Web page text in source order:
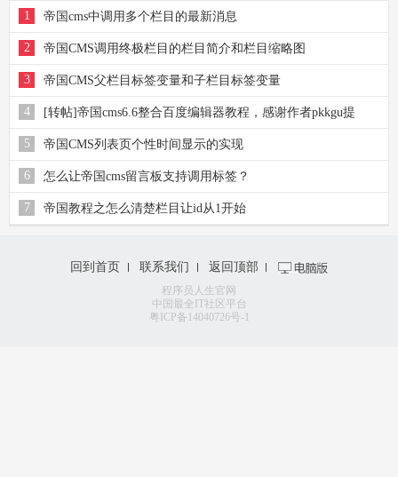
1 帝国cms中调用多个栏目的最新消息
2 帝国CMS调用终极栏目的栏目简介和栏目缩略图
3 帝国CMS父栏目标签变量和子栏目标签变量
4 [转帖]帝国cms6.6整合百度编辑器教程，感谢作者pkkgu提
供！
5 帝国CMS列表页个性时间显示的实现
6 怎么让帝国cms留言板支持调用标签？
7 帝国教程之怎么清楚栏目让id从1开始
回到首页 联系我们 返回顶部
程序员人生官网
中国最全IT社区平台
粤ICP备14040726号-1